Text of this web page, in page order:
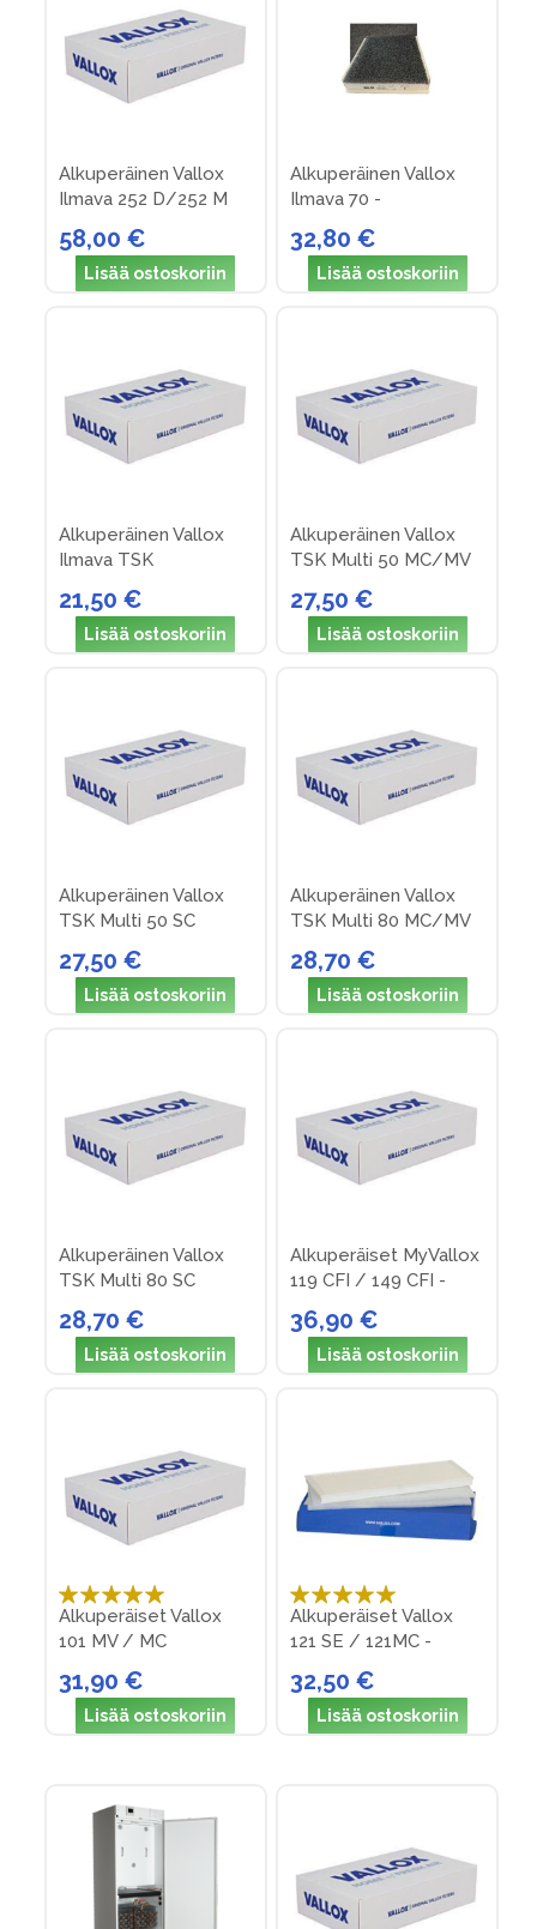
Alkuperäinen Vallox
Ilmava 252 D/252 M
suodattimet (nro 11)
58,00 €
Lisää ostoskoriin
Alkuperäinen Vallox
Ilmava 70 -
suodatinpakkaus nro 1
32,80 €
Lisää ostoskoriin
Alkuperäinen Vallox
Ilmava TSK
suodattimet (nro 7)
21,50 €
Lisää ostoskoriin
Alkuperäinen Vallox
TSK Multi 50 MC/MV
suodattimet (nro 25)
27,50 €
Lisää ostoskoriin
Alkuperäinen Vallox
TSK Multi 50 SC
27,50 €
Lisää ostoskoriin
Alkuperäinen Vallox
TSK Multi 80 MC/MV
28,70 €
Lisää ostoskoriin
Alkuperäinen Vallox
TSK Multi 80 SC
suodattimet (nro 20)
28,70 €
Lisää ostoskoriin
Alkuperäiset MyVallox
119 CFI / 149 CFI -
suodattimet (Nro 36)
36,90 €
Lisää ostoskoriin
Arvosana:
100%
Alkuperäiset Vallox
101 MV / MC
suodattimet (nro 31)
31,90 €
Lisää ostoskoriin
Arvosana:
100%
Alkuperäiset Vallox
121 SE / 121MC -
suodattimet (nro 21)
32,50 €
Lisää ostoskoriin